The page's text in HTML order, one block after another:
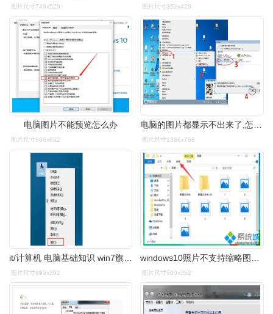
图片尺寸749x529 图片尺寸352x429
电脑图片不能预览怎么办
图片尺寸666x692 图片尺寸1366x768
图片尺寸893x392 图片尺寸500x352